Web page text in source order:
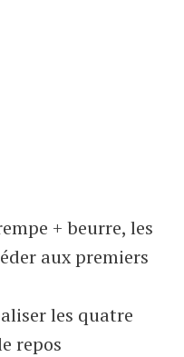
+ beurre, les
aux premiers
les quatre
repos